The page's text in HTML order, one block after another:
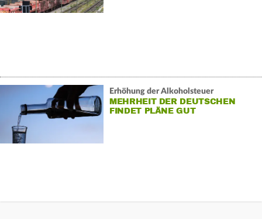
Erhöhung der Alkoholsteuer
MEHRHEIT DER DEUTSCHEN
FINDET PLÄNE GUT